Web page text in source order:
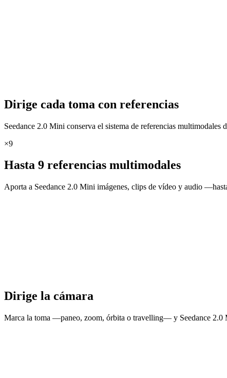
Dirige cada toma con referencias
Seedance 2.0 Mini conserva el sistema de referencias
×9
Hasta 9 referencias multimodales
Aporta a Seedance 2.0 Mini imágenes, clips de vídeo y audio
Dirige la cámara
Marca la toma —paneo, zoom, órbita o travelling— y Seedance 2.0